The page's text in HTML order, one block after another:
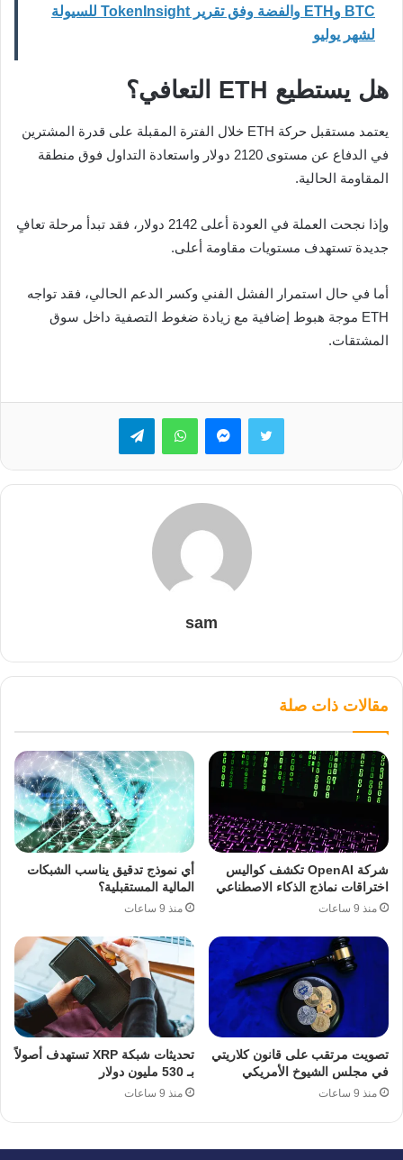
BTC وETH والفضة وفق تقرير TokenInsight للسيولة
لشهر يوليو
هل يستطيع ETH التعافي؟
يعتمد مستقبل حركة ETH خلال الفترة المقبلة على قدرة المشترين
في الدفاع عن مستوى 2120 دولار واستعادة التداول فوق منطقة
المقاومة الحالية.
وإذا نجحت العملة في العودة أعلى 2142 دولار، فقد تبدأ مرحلة تعافٍ
جديدة تستهدف مستويات مقاومة أعلى.
أما في حال استمرار الفشل الفني وكسر الدعم الحالي، فقد تواجه
ETH موجة هبوط إضافية مع زيادة ضغوط التصفية داخل سوق
المشتقات.
تويتر ماسنجرواتساب تيلقرام
sam
مقالات ذات صلة
شركة OpenAI تكشف كواليس
اختراقات نماذج الذكاء الاصطناعي
منذ 9 ساعات
أي نموذج تدقيق يناسب الشبكات
المالية المستقبلية؟
منذ 9 ساعات
تصويت مرتقب على قانون كلاريتي
في مجلس الشيوخ الأمريكي
منذ 9 ساعات
تحديثات شبكة XRP تستهدف أصولاً
بـ 530 مليون دولار
منذ 9 ساعات